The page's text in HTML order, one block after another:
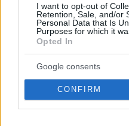
I want to opt-out of
Retention, Sale, and/or
Personal Data that Is
Purposes for which it
Opted In
Google consents
CONFIRM
Σοβαρό τροχαίο από
Σουνίου:
αστυνομικοί τραυματίες,
08.08.2026, 23:07